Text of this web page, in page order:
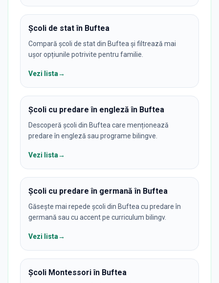
Școli de stat în Buftea
Compară școli de stat din Buftea și filtrează mai
ușor opțiunile potrivite pentru familie.
Vezi lista→
Școli cu predare în engleză în Buftea
Descoperă școli din Buftea care menționează
predare în engleză sau programe bilingve.
Vezi lista→
Școli cu predare în germană în Buftea
Găsește mai repede școli din Buftea cu predare în
germană sau cu accent pe curriculum bilingv.
Vezi lista→
Școli Montessori în Buftea